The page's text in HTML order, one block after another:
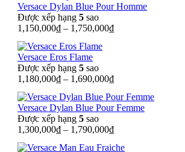
Versace Dylan Blue Pour Homme
Được xếp hạng 5 sao
1,150,000₫ – 1,750,000₫
Versace Eros Flame
Được xếp hạng 5 sao
1,180,000₫ – 1,690,000₫
Versace Dylan Blue Pour Femme
Được xếp hạng 5 sao
1,300,000₫ – 1,790,000₫